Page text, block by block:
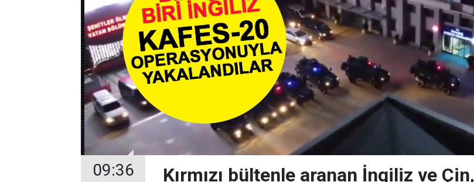
09:36
Kırmızı bültenle aranan İngiliz ve Çin,